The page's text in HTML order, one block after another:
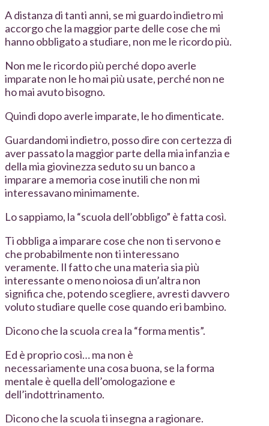
A distanza di tanti anni, se mi guardo indietro mi
accorgo che la maggior parte delle cose che mi
hanno obbligato a studiare, non me le ricordo più.
Non me le ricordo più perché dopo averle
imparate non le ho mai più usate, perché non ne
ho mai avuto bisogno.
Quindi dopo averle imparate, le ho dimenticate.
Guardandomi indietro, posso dire con certezza di
aver passato la maggior parte della mia infanzia e
della mia giovinezza seduto su un banco a
imparare a memoria cose inutili che non mi
interessavano minimamente.
Lo sappiamo, la “scuola dell’obbligo” è fatta così.
Ti obbliga a imparare cose che non ti servono e
che probabilmente non ti interessano
veramente. Il fatto che una materia sia più
interessante o meno noiosa di un’altra non
significa che, potendo scegliere, avresti davvero
voluto studiare quelle cose quando eri bambino.
Dicono che la scuola crea la “forma mentis”.
Ed è proprio così… ma non è
necessariamente una cosa buona, se la forma
mentale è quella dell’omologazione e
dell’indottrinamento.
Dicono che la scuola ti insegna a ragionare.